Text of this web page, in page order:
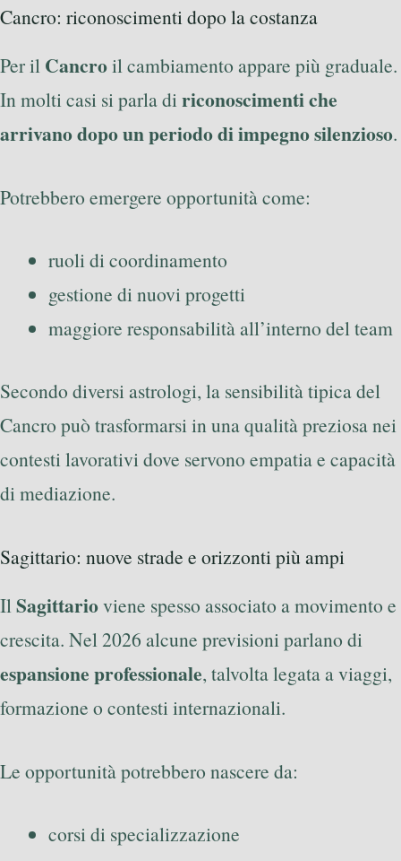
Cancro: riconoscimenti dopo la costanza
Per il Cancroil cambiamento appare più graduale.
In molti casi si parla diriconoscimenti che
arrivano dopo un periodo di impegno silenzioso.
Potrebbero emergere opportunità come:
ruoli di coordinamento
gestione di nuovi progetti
maggiore responsabilità all’interno del team
Secondo diversi astrologi, la sensibilità tipica del
Cancro può trasformarsi in una qualità preziosa nei
contesti lavorativi dove servono empatia e capacità
di mediazione.
Sagittario: nuove strade e orizzonti più ampi
IlSagittarioviene spesso associato a movimento e
crescita. Nel 2026 alcune previsioni parlano di
espansione professionale, talvolta legata a viaggi,
formazione o contesti internazionali.
Le opportunità potrebbero nascere da:
corsi di specializzazione